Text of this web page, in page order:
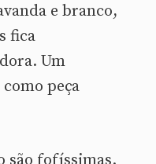
e branco,
fica
Um
peça